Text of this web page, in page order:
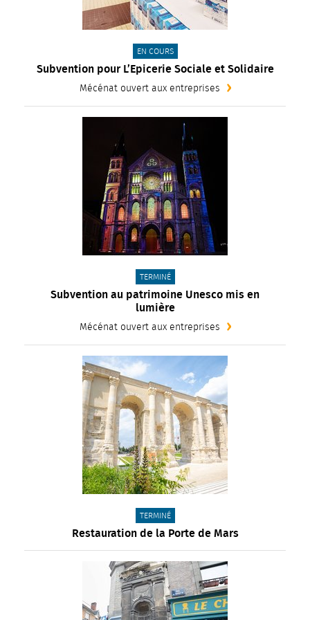
Subvention pour L’Epicerie Sociale et Solidaire
Mécénat ouvert aux entreprises
CATÉGORIE(S) :
EN COURS
Subvention au patrimoine Unesco mis en
lumière
Mécénat ouvert aux entreprises
CATÉGORIE(S) :
TERMINÉ
Restauration de la Porte de Mars
CATÉGORIE(S) :
TERMINÉ